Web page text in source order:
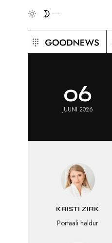
06
JUUNI 2026
KRISTI ZIRK
Portaali haldur